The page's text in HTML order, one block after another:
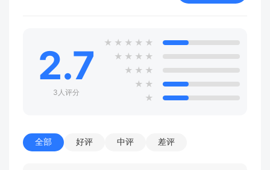
2.7
3人评分
★ ★ ★ ★ ★
★ ★ ★ ★
★ ★ ★
★ ★
★
全部 好评 中评 差评